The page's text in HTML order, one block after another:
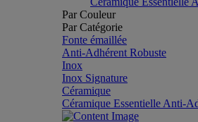
Par Couleur
Par Catégorie
Fonte émaillée
Anti-Adhérent Robuste
Inox
Inox Signature
Céramique
Céramique Essentielle Anti-